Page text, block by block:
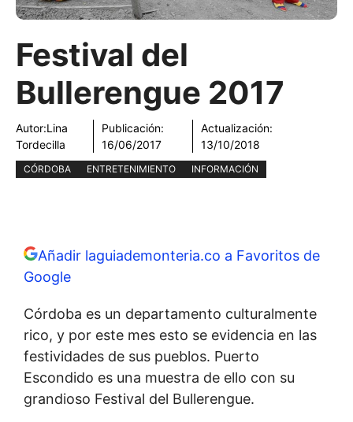
Festival del
Bullerengue 2017
Autor:Lina
Tordecilla
Publicación:
16/06/2017
Actualización:
13/10/2018
CÓRDOBA ENTRETENIMIENTO INFORMACIÓN
Añadir laguiademonteria.co a Favoritos de
Google
Córdoba es un departamento culturalmente
rico, y por este mes esto se evidencia en las
festividades de sus pueblos. Puerto
Escondido es una muestra de ello con su
grandioso Festival del Bullerengue.